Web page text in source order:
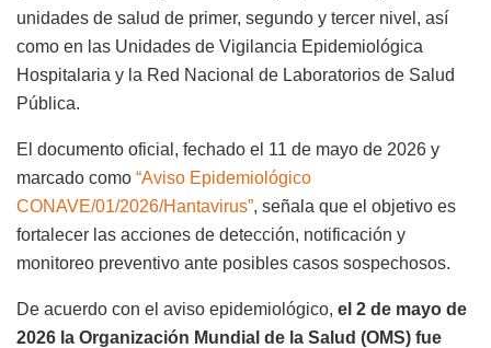
unidades de salud de primer, segundo y tercer nivel, así
como en las Unidades de Vigilancia Epidemiológica
Hospitalaria y la Red Nacional de Laboratorios de Salud
Pública.
El documento oficial, fechado el 11 de mayo de 2026 y
marcado como “Aviso Epidemiológico
CONAVE/01/2026/Hantavirus”, señala que el objetivo es
fortalecer las acciones de detección, notificación y
monitoreo preventivo ante posibles casos sospechosos.
De acuerdo con el aviso epidemiológico, el 2 de mayo de
2026 la Organización Mundial de la Salud (OMS) fue